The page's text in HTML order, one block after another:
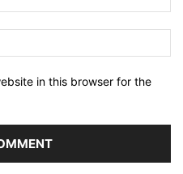
in this browser for the